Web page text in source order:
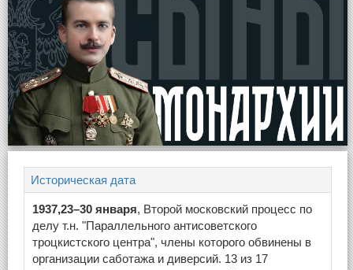
Историческая дата
1937,23–30 января, Второй московский процесс по
делу т.н. "Параллельного антисоветского
троцкистского центра", члены которого обвинены в
организации саботажа и диверсий. 13 из 17